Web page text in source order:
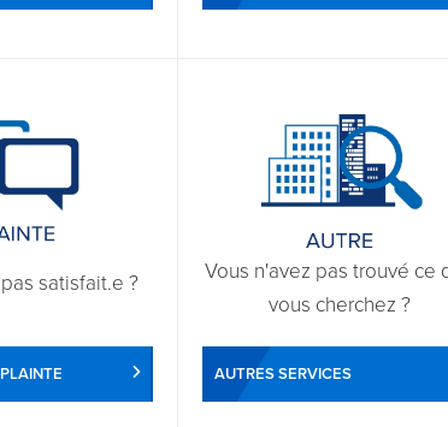
satisfait.e ?
Vous n'avez pas trouvé ce
vous cherchez ?
AUTRES SERVICES